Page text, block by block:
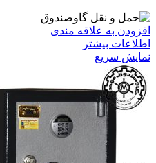
افزودن به علاقه مندی
اطلاعات بیشتر
نمایش سریع